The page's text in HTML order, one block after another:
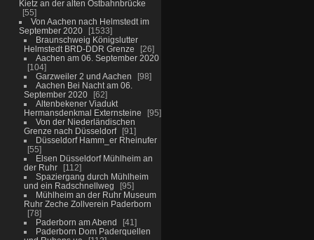
Kietz an der alten Ostbahnbrücke
55
Von Aachen nach Helmstedt im
September 2020
1533
Braunschweig Königslutter
Helmstedt BRD-DDR Grenze
26
Aachen am 06. September 2020
104
Garzweiler 2 und Aachen
98
Aachen Bei Nacht am 06.
September 2020
62
Altenbekener Viadukt
Hermansdenkmal Externsteine
95
Von der Niederländischen
Grenze nach Düsseldorf
91
Düsseldorf Hamm_er Rheinufer
55
Elsen Düsseldorf Mühlheim an
der Ruhr
112
Spaziergang durch Mühlheim
und ein Radschnellweg
95
Mühlheim an der Ruhr Museum
Ruhr Zeche Zollverein Paderborn
78
Paderborn am Abend
41
Paderborn Dom Paderquellen